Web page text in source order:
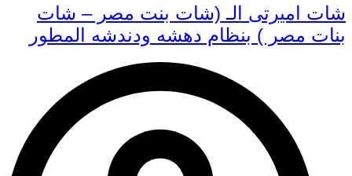
شات اميرتى الـ (شات بنت مصر – شات
بنات مصر ) بنظام دهشه ودندشه المطور